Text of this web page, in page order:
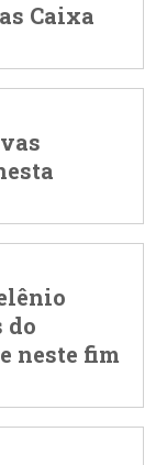
Caixa
do
neste fim